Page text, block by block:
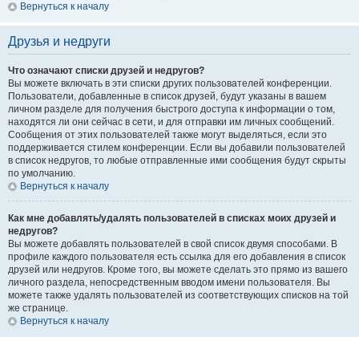
Вернуться к началу
Друзья и недруги
Что означают списки друзей и недругов?
Вы можете включать в эти списки других пользователей конференции.
Пользователи, добавленные в список друзей, будут указаны в вашем
личном разделе для получения быстрого доступа к информации о том,
находятся ли они сейчас в сети, и для отправки им личных сообщений.
Сообщения от этих пользователей также могут выделяться, если это
поддерживается стилем конференции. Если вы добавили пользователей
в список недругов, то любые отправленные ими сообщения будут скрыты
по умолчанию.
Вернуться к началу
Как мне добавлять/удалять пользователей в списках моих друзей и
недругов?
Вы можете добавлять пользователей в свой список двумя способами. В
профиле каждого пользователя есть ссылка для его добавления в список
друзей или недругов. Кроме того, вы можете сделать это прямо из вашего
личного раздела, непосредственным вводом имени пользователя. Вы
можете также удалять пользователей из соответствующих списков на той
же странице.
Вернуться к началу